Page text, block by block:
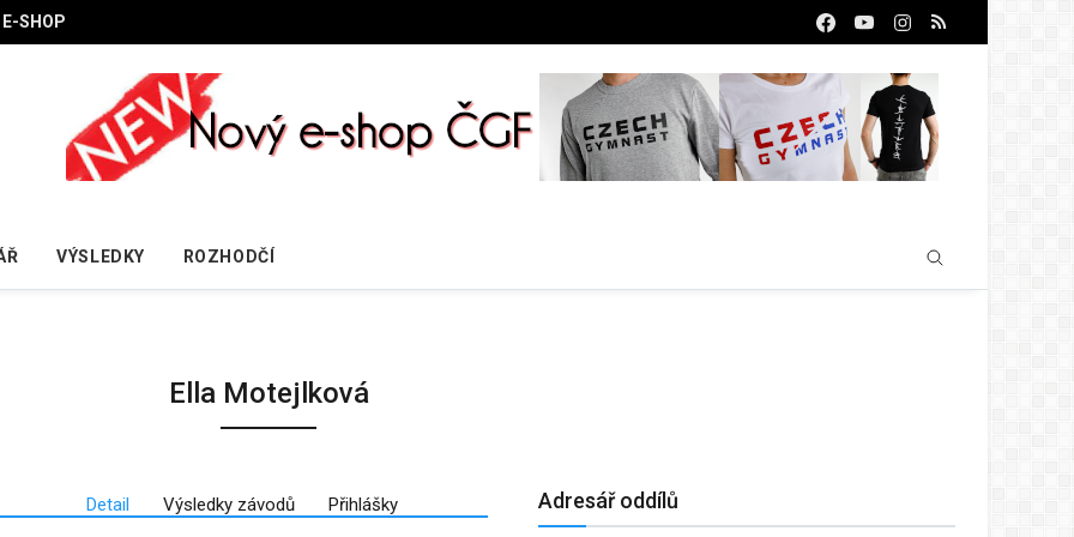
E-SHOP
VÝSLEDKY ROZHODČÍ
Ella Motejlková
Detail Výsledky závodů Přihlášky Adresář oddílů